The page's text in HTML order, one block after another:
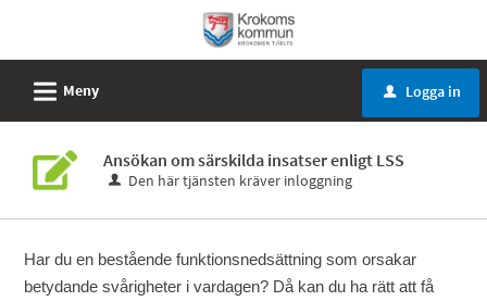
tjänster
Krokoms
kommun
L Meny u Logga in
Ansökan om särskilda insatser enligt LSS
Den här tjänsten kräver inloggning
Har du en bestående funktionsnedsättning som orsakar
betydande svårigheter i vardagen? Då kan du ha rätt att få